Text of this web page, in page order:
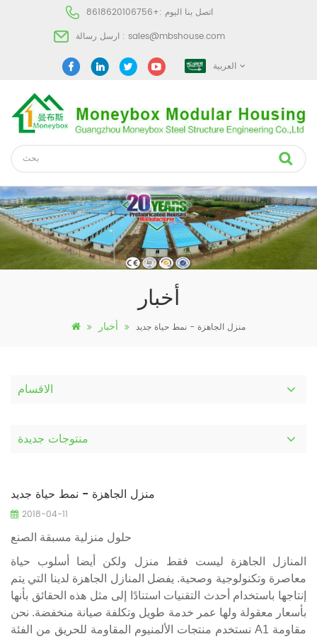
اتصل بنا اليوم :+8618620106756
ارسل رسالة : sales@mbshouse.com
العربية
أخبار
أخبار منزل الجاهزة - نمط حياة جديد
الاقسام
منتوجات جديدة
منزل الجاهزة - نمط حياة جديد
2018-04-11
حلول منزلية مسبقة الصنع
المنازل الجاهزة ليست فقط منزل ولكن أيضا أسلوب حياة
معاصرة وتكنولوجية وصحية. يفضل المنازل الجاهزة لدينا التي يتم
إنتاجها باستخدام أحدث التقنيات استنادًا إلى مثل هذه الحقائق بأنها
بأسعار معقولة ولها عمر خدمة طويل وتكلفة صيانة منخفضة. نحن
نستخدم منتجات الألمنيوم المقاومة للحريق من الفئة A1 مقاومة